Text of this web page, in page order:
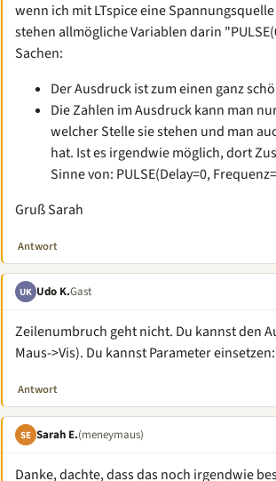
wenn ich mit LTspice eine
stehen allmögliche Variablen darin
Sachen:
Der Ausdruck ist zum einen ganz
Die Zahlen im Ausdruck kann man
welcher Stelle sie stehen und man
hat. Ist es irgendwie möglich, dort
Sinne von: PULSE(Delay=0,
Gruß Sarah
Antwort
UK Udo K.Gast
Zeilenumbruch geht nicht. Du kannst den
Maus->Vis). Du kannst Parameter
Antwort
SE Sarah E.(meneymaus)
Danke, dachte, dass das noch irgendwie